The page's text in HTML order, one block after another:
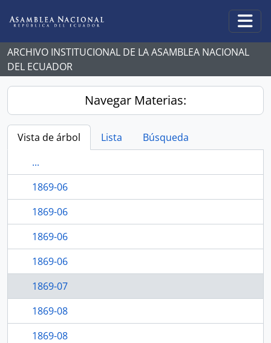
ARCHIVO INSTITUCIONAL DE LA ASAMBLEA NACIONAL
DEL ECUADOR
Navegar Materias:
Vista de árbol Lista
Búsqueda
...
1869-06
1869-06
1869-06
1869-06
1869-07
1869-08
1869-08